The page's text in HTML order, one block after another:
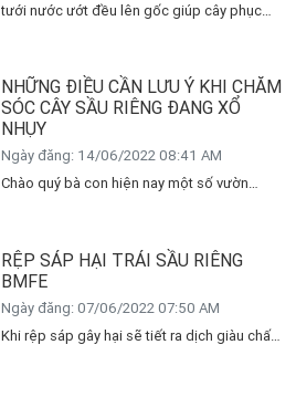
tưới nước ướt đều lên gốc giúp cây phục
hay 100-200gram Đạm Organic/gốc
NHỮNG ĐIỀU CẦN LƯU Ý KHI CHĂM
SÓC CÂY SẦU RIÊNG ĐANG XỔ
NHỤY
Ngày đăng: 14/06/2022 08:41 AM
Chào quý bà con hiện nay một số vườn
xổ nhị quan trọng này bà con cần lưu ý:
RỆP SÁP HẠI TRÁI SẦU RIÊNG
BMFE
Ngày đăng: 07/06/2022 07:50 AM
Khi rệp sáp gây hại sẽ tiết ra dịch giàu chất